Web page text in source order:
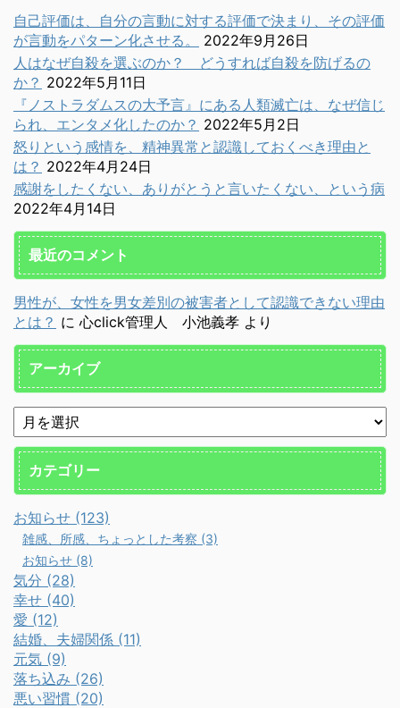
自己評価は、自分の言動に対する評価で決まり、その評価
が言動をパターン化させる。
2022年9月26日
人はなぜ自殺を選ぶのか？ どうすれば自殺を防げるの
か？ 2022年5月11日
『ノストラダムスの大予言』にある人類滅亡は、なぜ信じ
られ、エンタメ化したのか？ 2022年5月2日
怒りという感情を、精神異常と認識しておくべき理由と
は？ 2022年4月24日
感謝をしたくない、ありがとうと言いたくない、という病
2022年4月14日
最近のコメント
男性が、女性を男女差別の被害者として認識できない理由
とは？ に 心click管理人 小池義孝 より
アーカイブ
カテゴリー
お知らせ (123)
雑感、所感、ちょっとした考察 (3)
お知らせ (8)
気分 (28)
幸せ (40)
愛 (12)
結婚、夫婦関係 (11)
元気 (9)
落ち込み (26)
悪い習慣 (20)